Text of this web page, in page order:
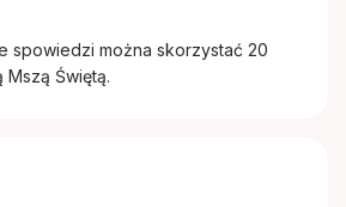
spowiedzi można skorzystać 20
Świętą.